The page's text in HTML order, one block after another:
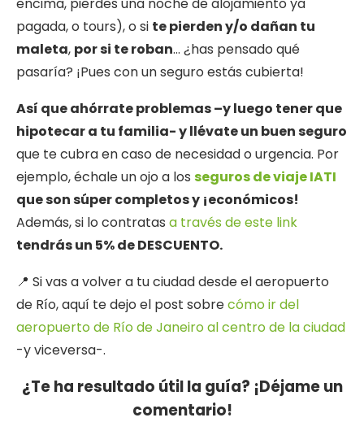
pagada, o tours), o si te pierden y/o dañan tu
maleta, por si te roban… ¿has pensado qué
pasaría? ¡Pues con un seguro estás cubierta!
Así que ahórrate problemas –y luego tener que
hipotecar a tu familia- y llévate un buen seguro
que te cubra en caso de necesidad o urgencia. Por
ejemplo, échale un ojo a los seguros de viaje IATI
que son súper completos y ¡económicos!
Además, si lo contratas a través de este link
tendrás un 5% de DESCUENTO.
📍 Si vas a volver a tu ciudad desde el aeropuerto
de Río, aquí te dejo el post sobrecómo ir del
aeropuerto de Río de Janeiro al centro de la ciudad
-y viceversa-.
¿Te ha resultado útil la guía? ¡Déjame un
comentario!